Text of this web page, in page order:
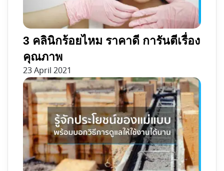
3 คลินิกร้อยไหม ราคาดี การันตีเรื่อง
คุณภาพ
23 April 2021